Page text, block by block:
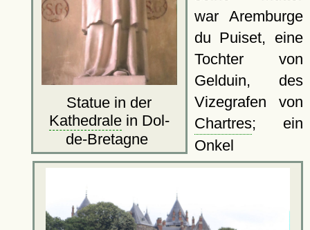
Statue in der
Kathedralein Dol-
de-Bretagne
war Aremburge
du Puiset, eine
Tochter von
Gelduin, des
Vizegrafen von
Chartres; ein
Onkel